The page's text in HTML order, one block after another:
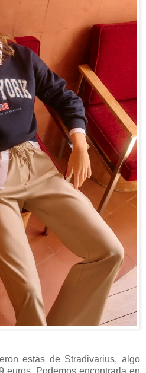
estas de Stradivarius, algo
euros. Podemos encontrarla en